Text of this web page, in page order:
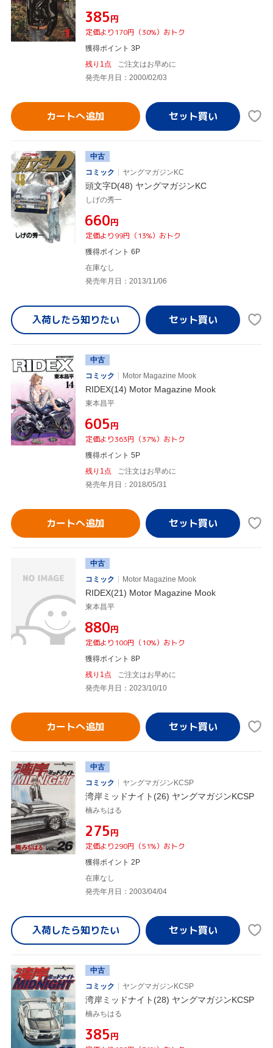
¥385円
定価より170円（30%）おトク
獲得ポイント 3P
残り1点
ご注文はお早めに
発売年月日：2000/02/03
カートへ追加
中古
コミック
ヤングマガジンKC
頭文字D(48) ヤングマガジンKC
しげの秀一
¥660円
定価より99円（13%）おトク
獲得ポイント 6P
在庫なし
発売年月日：2013/11/06
入荷したら知りたい
中古
コミック
Motor Magazine Mook
RIDEX(14) Motor Magazine Mook
東本昌平
¥605円
定価より363円（37%）おトク
獲得ポイント 5P
残り1点
ご注文はお早めに
発売年月日：2018/05/31
カートへ追加
中古
コミック
Motor Magazine Mook
RIDEX(21) Motor Magazine Mook
東本昌平
¥880円
定価より100円（10%）おトク
獲得ポイント 8P
残り1点
ご注文はお早めに
発売年月日：2023/10/10
カートへ追加
中古
コミック
ヤングマガジンKCSP
湾岸ミッドナイト(26) ヤングマガジンKCSP
楠みちはる
¥275円
定価より290円（51%）おトク
獲得ポイント 2P
在庫なし
発売年月日：2003/04/04
入荷したら知りたい
中古
コミック
ヤングマガジンKCSP
湾岸ミッドナイト(28) ヤングマガジンKCSP
楠みちはる
¥385円